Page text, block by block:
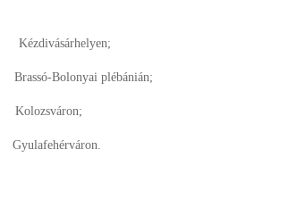
plébánián;